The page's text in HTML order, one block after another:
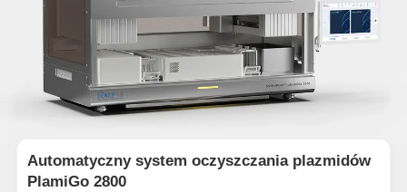
Automatyczny system oczyszczania plazmidów
PlamiGo 2800